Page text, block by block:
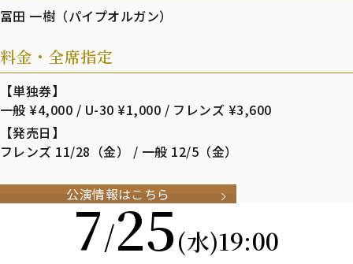
冨田 一樹（パイプオルガン）
料金・全席指定
【単独券】
一般 ¥4,000 / U-30 ¥1,000 / フレンズ ¥3,600
【発売日】
フレンズ 11/28（金） / 一般 12/5（金）
公演情報はこちら
7/25(水)19:00